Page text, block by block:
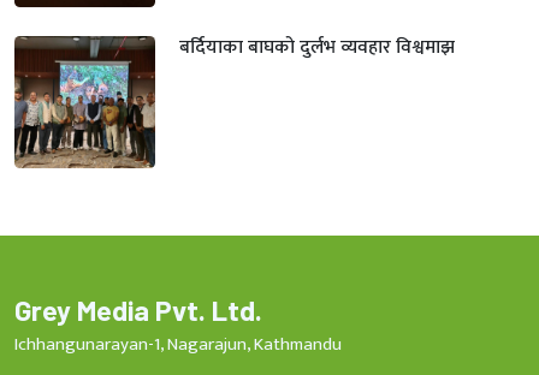
बर्दियाका बाघको दुर्लभ व्यवहार विश्वमाझ
Grey Media Pvt. Ltd.
Ichhangunarayan-1, Nagarajun, Kathmandu